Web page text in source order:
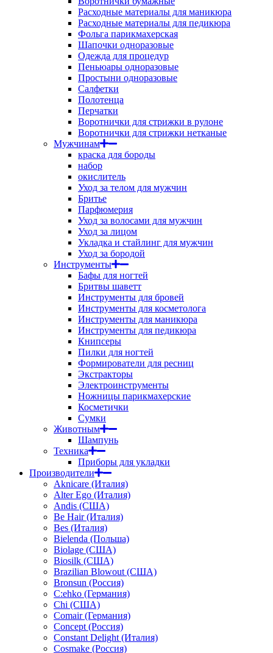
Расходные материалы для маникюра
Расходные материалы для педикюра
Фольга парикмахерская
Шапочки одноразовые
Одежда для процедур
Пеньюары одноразовые
Простыни одноразовые
Салфетки
Полотенца
Перчатки
Воротнички для стрижки в рулоне
Воротнички для стрижки нетканые
Мужчинам
краска для бороды
набор
окислитель
Уход за телом для мужчин
Бритье
Парфюмерия
Уход за волосами для мужчин
Уход за лицом
Укладка и стайлинг для мужчин
Уход за бородой
Инструменты
Бафы для ногтей
Бритвы шаветт
Инструменты для бровей
Инструменты для косметолога
Инструменты для маникюра
Инструменты для педикюра
Книпсеры
Пилки для ногтей
Формирователи для ресниц
Экстракторы
Электроинструменты
Ножницы парикмахерские
Косметички
Сумки
Животным
Шампунь
Техника
Приборы для укладки
Производители
Aknicare (Италия)
Alter Ego (Италия)
Andis (США)
Be Hair (Италия)
Bes (Италия)
Bielenda (Польша)
Biolage (США)
Biosilk (США)
Brazilian Blowout (США)
Bronsun (Россия)
C:ehko (Германия)
Chi (США)
Comair (Германия)
Concept (Россия)
Constant Delight (Италия)
Cosmake (Россия)